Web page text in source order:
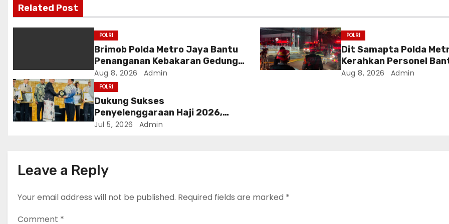
i
g
t
i
o
Related Post
POLRI
Brimob Polda Metro Jaya Bantu
Penanganan Kebakaran Gedung
Bapenda DKI
Aug 8, 2026 Admin
POLRI
Dit Samapta Polda
Kerahkan Personel
Tangani Kebakaran
Aug 8, 2026 Admin
POLRI
Dukung Sukses
Penyelenggaraan Haji 2026,
Polri Terima Penghargaan dari
Jul 5, 2026 Admin
Leave a Reply
Your email address will not be published. Required fields are marked *
Comment *